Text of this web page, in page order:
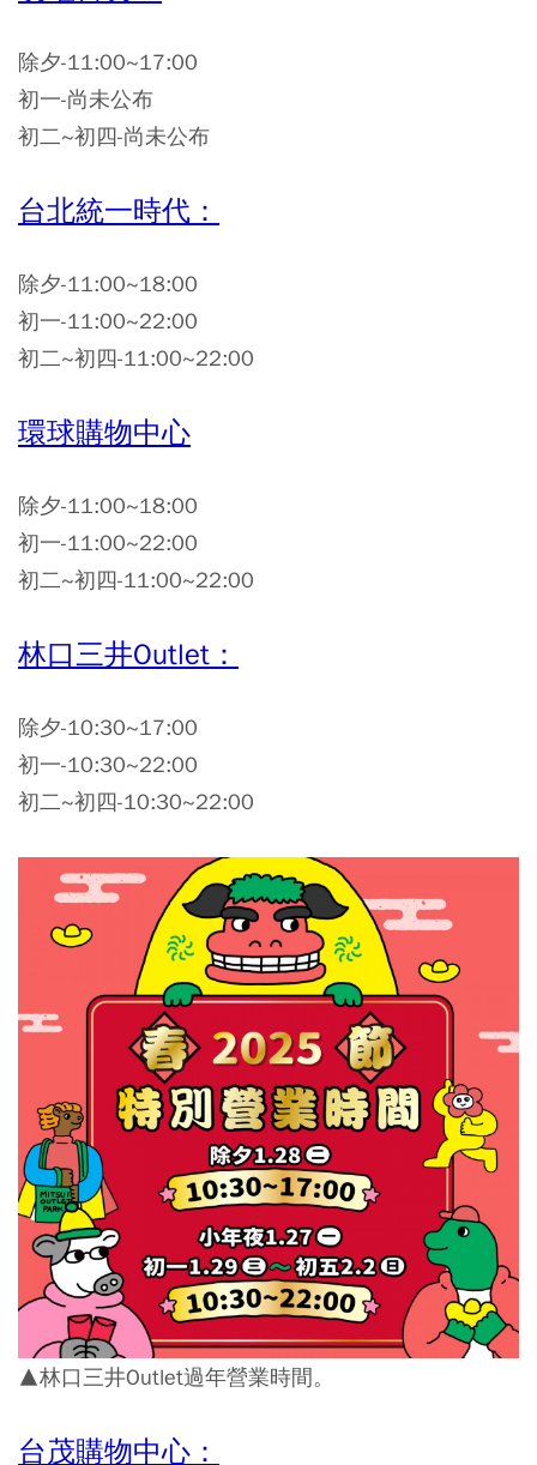
除夕-11:00~17:00
初一-尚未公布
初二~初四-尚未公布
台北統一時代：
除夕-11:00~18:00
初一-11:00~22:00
初二~初四-11:00~22:00
環球購物中心
除夕-11:00~18:00
初一-11:00~22:00
初二~初四-11:00~22:00
林口三井Outlet：
除夕-10:30~17:00
初一-10:30~22:00
初二~初四-10:30~22:00
▲林口三井Outlet過年營業時間。
台茂購物中心：